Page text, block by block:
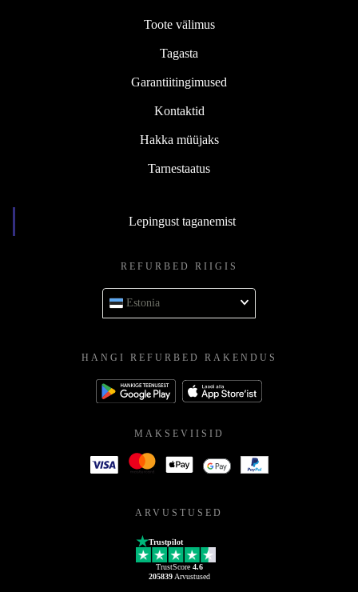
Toote välimus
Tagasta
Garantiitingimused
Kontaktid
Hakka müüjaks
Tarnestaatus
Lepingust taganemist
REFURBED RIIGIS
Estonia
HANGI REFURBED RAKENDUS
MAKSEVIISID
ARVUSTUSED
Trustpilot
TrustScore 4.6
205839Arvustused